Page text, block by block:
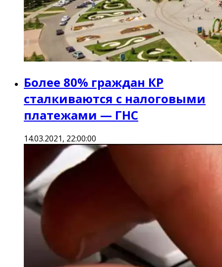
Более 80% граждан КР
сталкиваются с налоговыми
платежами — ГНС
14.03.2021, 22:00:00